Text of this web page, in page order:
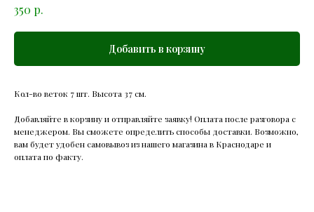
350 р.
Добавить в корзину
Кол-во веток 7 шт. Высота 37 см.
Добавляйте в корзину и отправляйте заявку! Оплата после разговора с
менеджером. Вы сможете определить способы доставки. Возможно,
вам будет удобен самовывоз из нашего магазина в Краснодаре и
оплата по факту.